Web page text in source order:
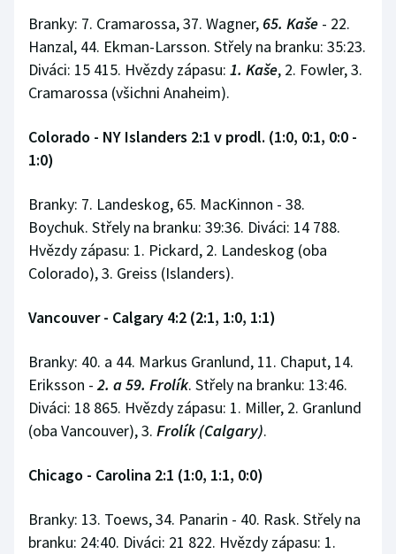
Branky: 7. Cramarossa, 37. Wagner, 65. Kaše - 22.
Hanzal, 44. Ekman-Larsson. Střely na branku: 35:23.
Diváci: 15 415. Hvězdy zápasu: 1. Kaše, 2. Fowler, 3.
Cramarossa (všichni Anaheim).
Colorado - NY Islanders 2:1 v prodl. (1:0, 0:1, 0:0 -
1:0)
Branky: 7. Landeskog, 65. MacKinnon - 38.
Boychuk. Střely na branku: 39:36. Diváci: 14 788.
Hvězdy zápasu: 1. Pickard, 2. Landeskog (oba
Colorado), 3. Greiss (Islanders).
Vancouver - Calgary 4:2 (2:1, 1:0, 1:1)
Branky: 40. a 44. Markus Granlund, 11. Chaput, 14.
Eriksson -2. a 59. Frolík. Střely na branku: 13:46.
Diváci: 18 865. Hvězdy zápasu: 1. Miller, 2. Granlund
(oba Vancouver), 3. Frolík (Calgary).
Chicago - Carolina 2:1 (1:0, 1:1, 0:0)
Branky: 13. Toews, 34. Panarin - 40. Rask. Střely na
branku: 24:40. Diváci: 21 822. Hvězdy zápasu: 1.